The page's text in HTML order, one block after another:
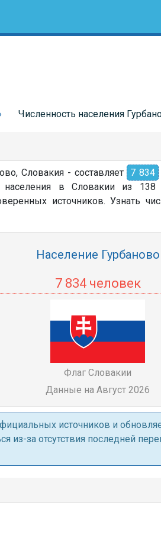
Численность населения
Словакия - составляет 7 834
в Словакии из 138
источников. Узнать
Население Гурбаново
7 834 человек
Флаг Словакии
Данные на Август 2026
источников и
из-за отсутствия последней